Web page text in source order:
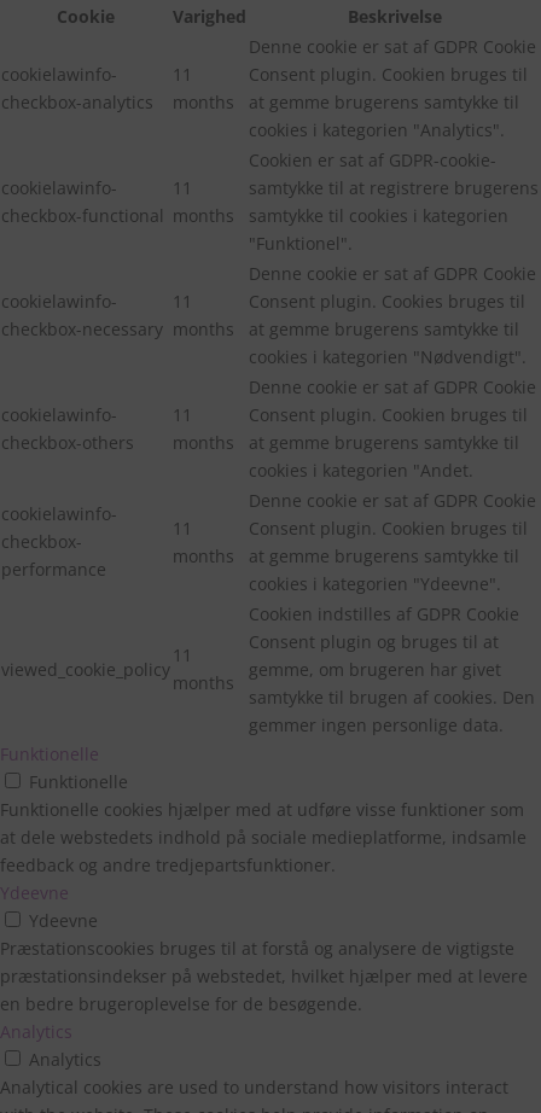
Cookie
Varighed Beskrivelse
cookielawinfo-
checkbox-analytics
11
months
Denne cookie er sat af GDPR Cookie
Consent plugin. Cookien bruges til
at gemme brugerens samtykke til
cookies i kategorien "Analytics".
cookielawinfo-
checkbox-functional
11
months
Cookien er sat af GDPR-cookie-
samtykke til at registrere brugerens
samtykke til cookies i kategorien
"Funktionel".
cookielawinfo-
checkbox-necessary
11
months
Denne cookie er sat af GDPR Cookie
Consent plugin. Cookies bruges til
at gemme brugerens samtykke til
cookies i kategorien "Nødvendigt".
cookielawinfo-
checkbox-others
11
months
Denne cookie er sat af GDPR Cookie
Consent plugin. Cookien bruges til
at gemme brugerens samtykke til
cookies i kategorien "Andet.
cookielawinfo-
checkbox-
performance
11
months
Denne cookie er sat af GDPR Cookie
Consent plugin. Cookien bruges til
at gemme brugerens samtykke til
cookies i kategorien "Ydeevne".
viewed_cookie_policy
11
months
Cookien indstilles af GDPR Cookie
Consent plugin og bruges til at
gemme, om brugeren har givet
samtykke til brugen af cookies. Den
gemmer ingen personlige data.
Funktionelle
Funktionelle
Funktionelle cookies hjælper med at udføre visse funktioner som
at dele webstedets indhold på sociale medieplatforme, indsamle
feedback og andre tredjepartsfunktioner.
Ydeevne
Ydeevne
Præstationscookies bruges til at forstå og analysere de vigtigste
præstationsindekser på webstedet, hvilket hjælper med at levere
en bedre brugeroplevelse for de besøgende.
Analytics
Analytics
Analytical cookies are used to understand how visitors interact
Velkommen til
Fairygardenstuff